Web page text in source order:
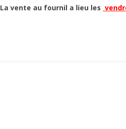
La vente au fournil a lieu les